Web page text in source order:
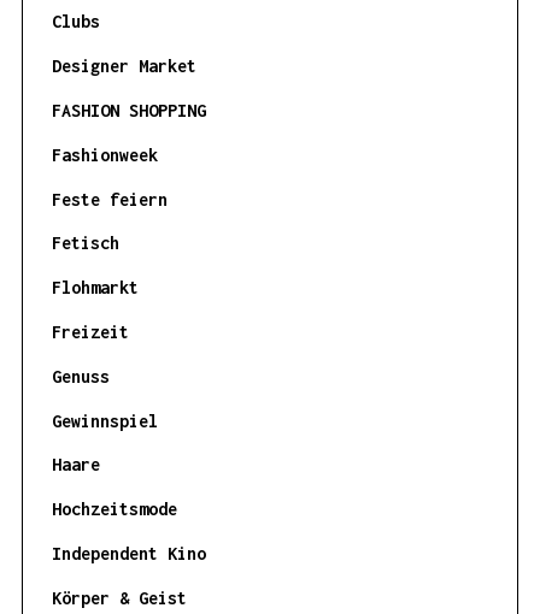
Clubs
Designer Market
FASHION SHOPPING
Fashionweek
Feste feiern
Fetisch
Flohmarkt
Freizeit
Genuss
Gewinnspiel
Haare
Hochzeitsmode
Independent Kino
Körper & Geist